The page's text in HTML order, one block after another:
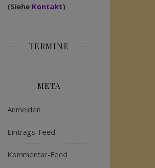
(Siehe Kontakt)
TERMINE
META
Anmelden
Eintrags-Feed
Kommentar-Feed